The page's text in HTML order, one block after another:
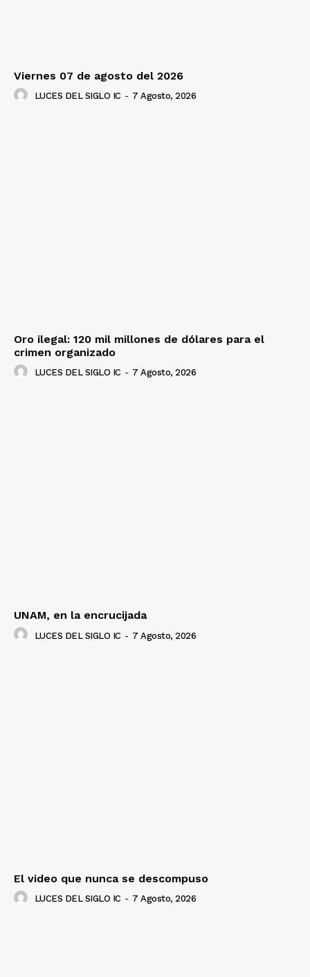
Viernes 07 de agosto del 2026
LUCES DEL SIGLO IC - 7 Agosto, 2026
Oro ilegal: 120 mil millones de dólares para el
crimen organizado
LUCES DEL SIGLO IC - 7 Agosto, 2026
UNAM, en la encrucijada
LUCES DEL SIGLO IC - 7 Agosto, 2026
El video que nunca se descompuso
LUCES DEL SIGLO IC - 7 Agosto, 2026